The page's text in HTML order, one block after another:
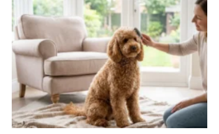
POD
JEDNYM
DACHEM?
SPRAWDŹ,
ILE
ZYJA
SZCZURY
DOMOWE
I
JAK
JE
ZAPOZNAĆ